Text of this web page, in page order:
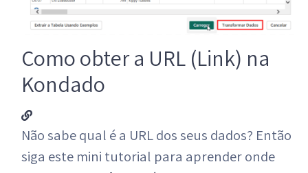
Como obter a URL (Link) na
Kondado
Não sabe qual é a URL dos seus dados? Então
siga este mini tutorial para aprender onde